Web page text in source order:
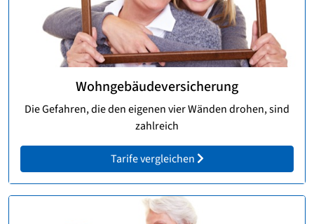
Wohngebäudeversicherung
Die Gefahren, die den eigenen vier Wänden drohen, sind
zahlreich
Tarife vergleichen